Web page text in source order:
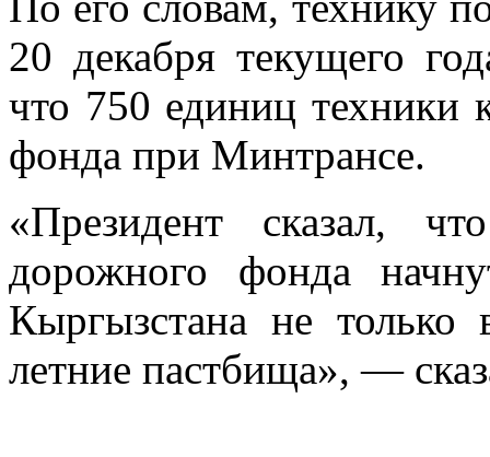
20 декабря текущего
что 750 единиц техники
фонда при Минтрансе.
«Президент сказал,
дорожного фонда
Кыргызстана не
летние пастбища», —